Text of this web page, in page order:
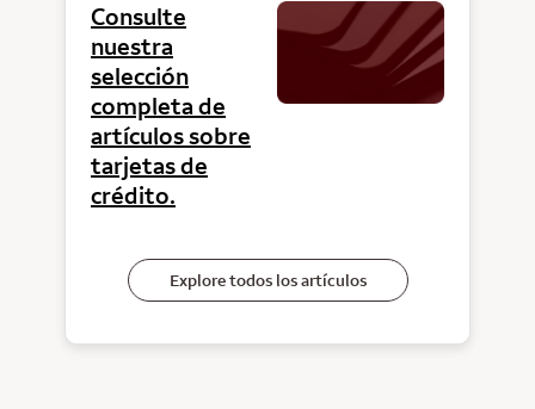
Consulte
nuestra
selección
completa de
artículos sobre
tarjetas de
crédito.
Explore todos los artículos